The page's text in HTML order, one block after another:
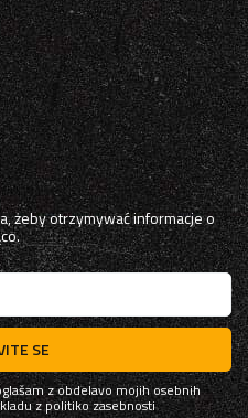
żeby otrzymywać informacje o
SE
z obdelavo mojih osebnih
zpolitiko zasebnosti